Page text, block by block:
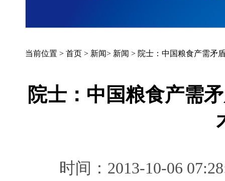
当前位置 > 首页 > 新闻> 新闻 > 院士：中国粮食产需矛
院士：中国粮食产需
时间：2013-10-06